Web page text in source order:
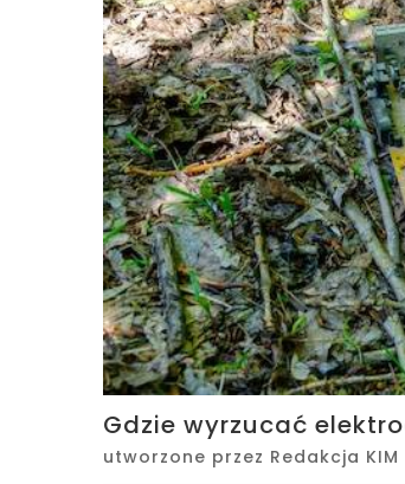
Gdzie wyrzucać
utworzone przez Redakcja KIM